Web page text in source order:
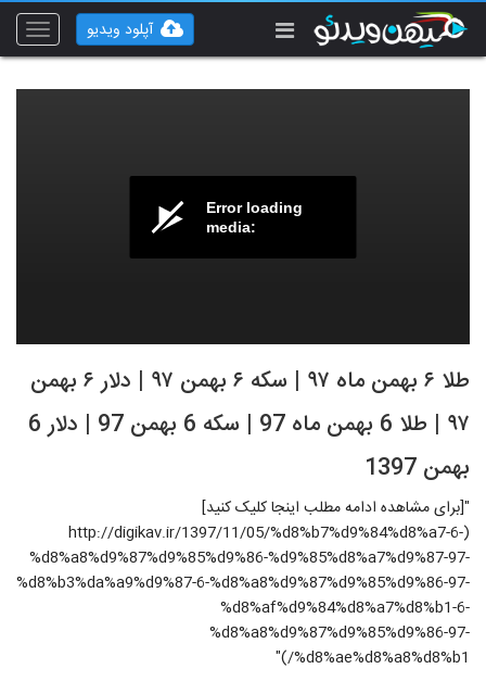
Toggle
آپلود ویدیو
Error loading
media:
طلا ۶ بهمن ماه ۹۷ | سکه ۶ بهمن ۹۷ | دلار ۶ بهمن
۹۷ | طلا 6 بهمن ماه 97 | سکه 6 بهمن 97 | دلار 6
بهمن 1397
"[برای مشاهده ادامه مطلب اینجا کلیک کنید]
(http://digikav.ir/1397/11/05/%d8%b7%d9%84%d8%a7-6-
%d8%a8%d9%87%d9%85%d9%86-%d9%85%d8%a7%d9%87-97-
%d8%b3%da%a9%d9%87-6-%d8%a8%d9%87%d9%85%d9%86-97-
%d8%af%d9%84%d8%a7%d8%b1-6-
%d8%a8%d9%87%d9%85%d9%86-97-
%d8%ae%d8%a8%d8%b1/)"